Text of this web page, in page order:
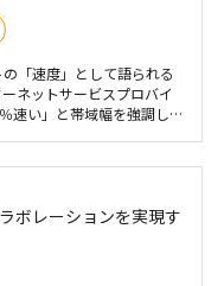
「速度」として語られる
ネットサービスプロバイ
い」と帯域幅を強調しま
の時間）という別の指標
の時間が長ければ到着は
（ページの表示開始やク
上限を決めるボトルネッ
のコツをわかりやすく解
ボレーションを実現す